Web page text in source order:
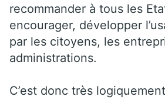
recommander à tous les
encourager, développer
par les citoyens, les
administrations.
C’est donc très